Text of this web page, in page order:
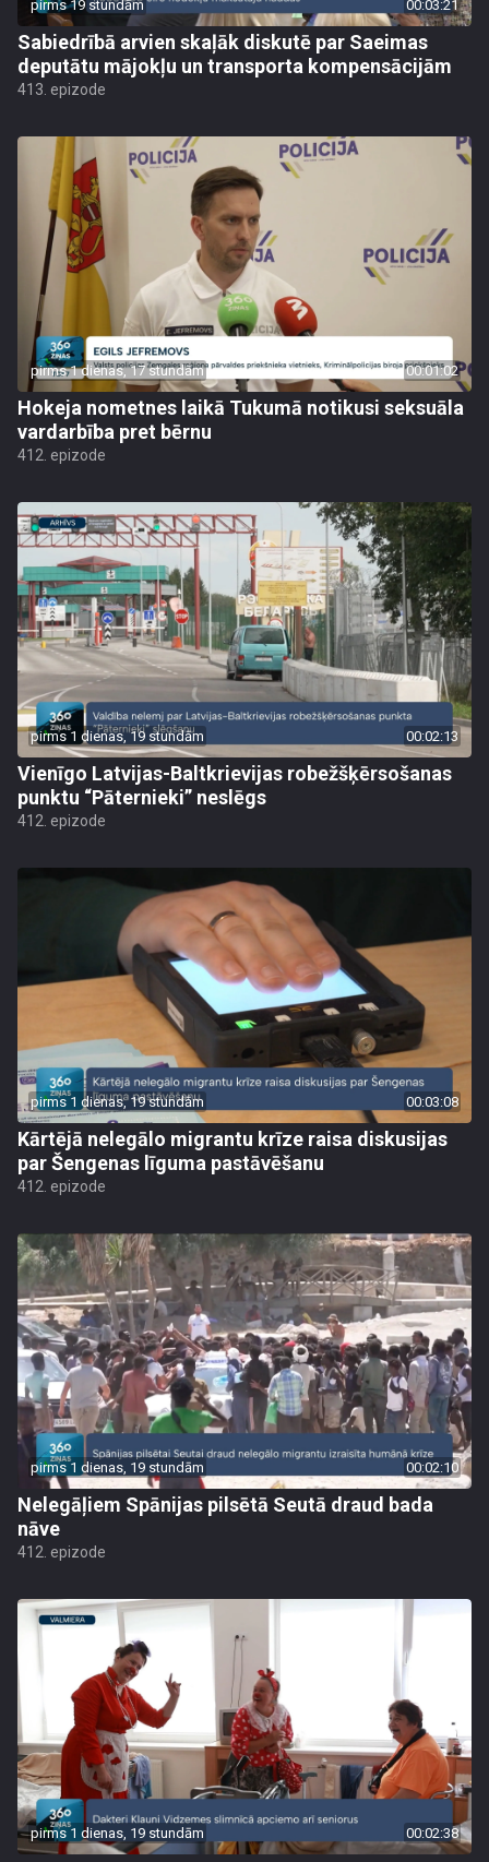
pirms 19 stundām 00:03:21
Sabiedrībā arvien skaļāk diskutē par Saeimas
deputātu mājokļu un transporta kompensācijām
413. epizode
pirms 1 dienas, 17 stundām 00:01:02
Hokeja nometnes laikā Tukumā notikusi seksuāla
vardarbība pret bērnu
412. epizode
pirms 1 dienas, 19 stundām 00:02:13
Vienīgo Latvijas-Baltkrievijas robežšķērsošanas
punktu “Pāternieki” neslēgs
412. epizode
pirms 1 dienas, 19 stundām 00:03:08
Kārtējā nelegālo migrantu krīze raisa diskusijas
par Šengenas līguma pastāvēšanu
412. epizode
pirms 1 dienas, 19 stundām 00:02:10
Nelegāļiem Spānijas pilsētā Seutā draud bada
nāve
412. epizode
pirms 1 dienas, 19 stundām 00:02:38